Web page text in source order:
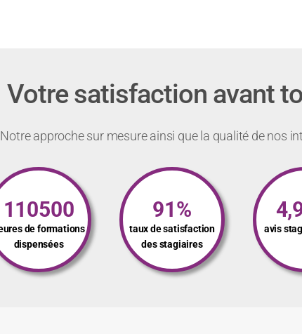
Votre satisfaction avant
approche sur mesure ainsi que la qualité de nos
110500
de formations
dispensées
91%
taux de satisfaction
des stagiaires
avis